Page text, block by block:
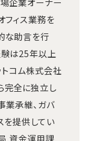
フィス業務を
な助言を行
験は25年以上
トコム株式会社
完全に独立し
業承継、ガバ
を提供してい
資金運用課